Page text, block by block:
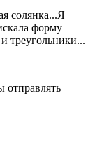
солянка...Я
форму
треугольники...
отправлять